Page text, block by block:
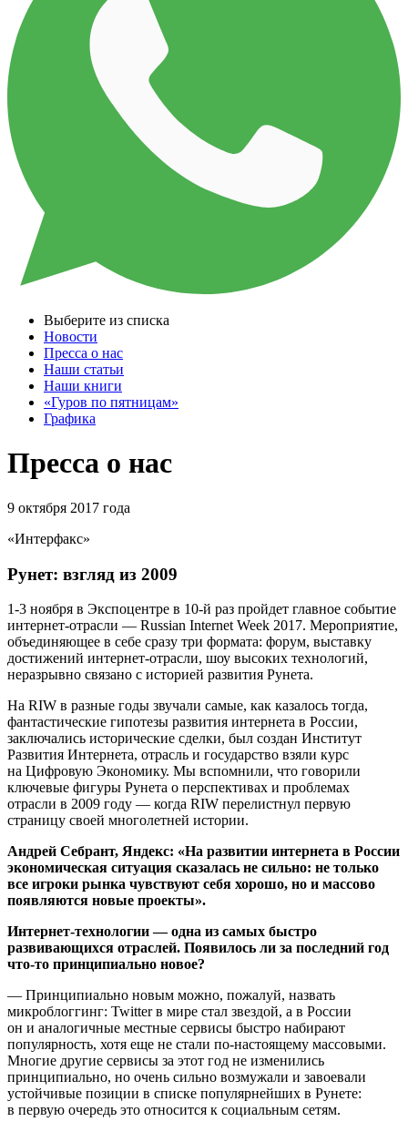
Выберите из списка
Новости
Пресса о нас
Наши статьи
Наши книги
«Гуров по пятницам»
Графика
Пресса о нас
9 октября 2017 года
«Интерфакс»
Рунет: взгляд из 2009
1-3 ноября в Экспоцентре в 10-й раз пройдет главное событие
интернет-отрасли — Russian Internet Week 2017. Мероприятие,
объединяющее в себе сразу три формата: форум, выставку
достижений интернет-отрасли, шоу высоких технологий,
неразрывно связано с историей развития Рунета.
На RIW в разные годы звучали самые, как казалось тогда,
фантастические гипотезы развития интернета в России,
заключались исторические сделки, был создан Институт
Развития Интернета, отрасль и государство взяли курс
на Цифровую Экономику. Мы вспомнили, что говорили
ключевые фигуры Рунета о перспективах и проблемах
отрасли в 2009 году — когда RIW перелистнул первую
страницу своей многолетней истории.
Андрей Себрант, Яндекс: «На развитии интернета в России
экономическая ситуация сказалась не сильно: не только
все игроки рынка чувствуют себя хорошо, но и массово
появляются новые проекты».
Интернет-технологии — одна из самых быстро
развивающихся отраслей. Появилось ли за последний год
что-то принципиально новое?
— Принципиально новым можно, пожалуй, назвать
микроблоггинг: Twitter в мире стал звездой, а в России
он и аналогичные местные сервисы быстро набирают
популярность, хотя еще не стали по-настоящему массовыми.
Многие другие сервисы за этот год не изменились
принципиально, но очень сильно возмужали и завоевали
устойчивые позиции в списке популярнейших в Рунете:
в первую очередь это относится к социальным сетям.